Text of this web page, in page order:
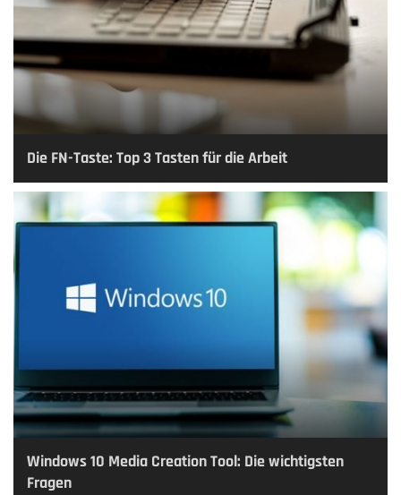
Die FN-Taste: Top 3 Tasten für die Arbeit
Windows 10 Media Creation Tool: Die wichtigsten
Fragen